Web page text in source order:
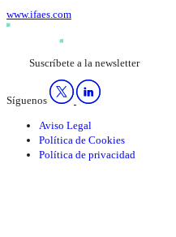
www.ifaes.com
Suscríbete a la newsletter
Síguenos
Aviso Legal
Política de Cookies
Política de privacidad